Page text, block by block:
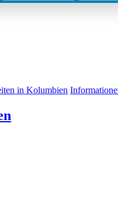
in Kolumbien